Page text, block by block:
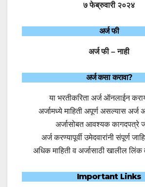
७ फेब्रुवारी २०२४
अर्ज फी
अर्ज फी – नाही
अर्ज कसा करावा?
या भरतीकरिता अर्ज ऑनलाईन
अर्जामध्ये माहिती अपूर्ण असल्यास अर्ज
अर्जासोबत आवश्यक कागदपत्रे
अर्ज करण्यापूर्वी उमेदवारांनी संपूर्ण
अधिक माहिती व अर्जासाठी खालील
Important Links